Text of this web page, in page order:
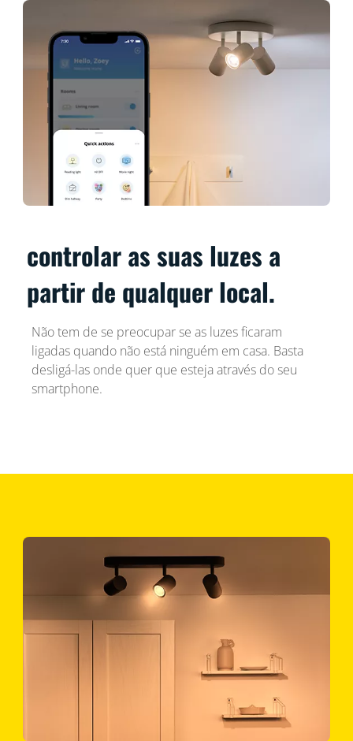
controlar as suas luzes a
partir de qualquer local.
Não tem de se preocupar se as luzes ficaram
ligadas quando não está ninguém em casa. Basta
desligá-las onde quer que esteja através do seu
smartphone.